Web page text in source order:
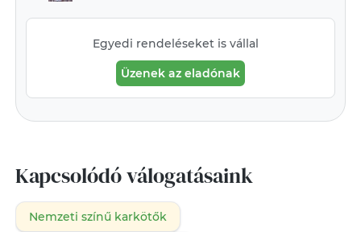
Egyedi rendeléseket is vállal
Üzenek az eladónak
Kapcsolódó válogatásaink
Nemzeti színű karkötők